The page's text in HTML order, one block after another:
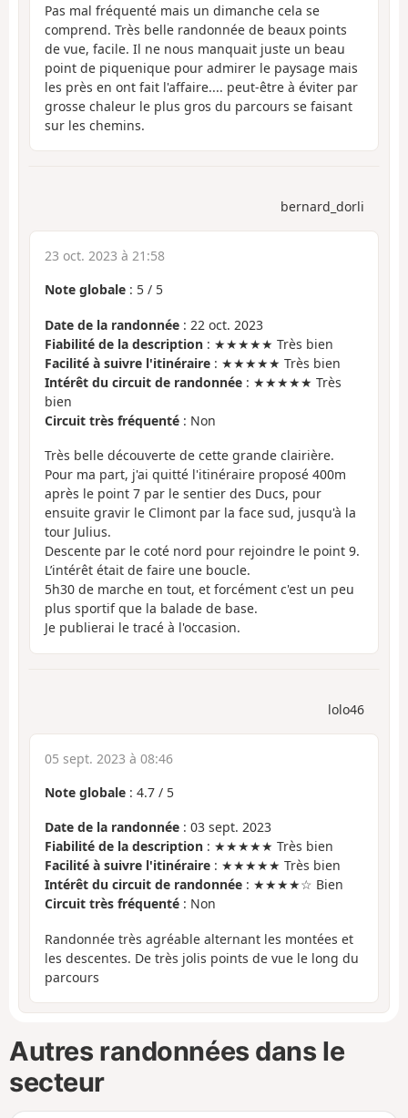
Pas mal fréquenté mais un dimanche cela se
comprend. Très belle randonnée de beaux points
de vue, facile. Il ne nous manquait juste un beau
point de piquenique pour admirer le paysage mais
les près en ont fait l'affaire.... peut-être à éviter par
grosse chaleur le plus gros du parcours se faisant
sur les chemins.
bernard_dorli
23 oct. 2023 à 21:58
Note globale : 5 / 5
Date de la randonnée : 22 oct. 2023
Fiabilité de la description : ★★★★★ Très bien
Facilité à suivre l'itinéraire : ★★★★★ Très bien
Intérêt du circuit de randonnée : ★★★★★ Très
bien
Circuit très fréquenté : Non
Très belle découverte de cette grande clairière.
Pour ma part, j'ai quitté l'itinéraire proposé 400m
après le point 7 par le sentier des Ducs, pour
ensuite gravir le Climont par la face sud, jusqu'à la
tour Julius.
Descente par le coté nord pour rejoindre le point 9.
L’intérêt était de faire une boucle.
5h30 de marche en tout, et forcément c'est un peu
plus sportif que la balade de base.
Je publierai le tracé à l'occasion.
lolo46
05 sept. 2023 à 08:46
Note globale : 4.7 / 5
Date de la randonnée : 03 sept. 2023
Fiabilité de la description : ★★★★★ Très bien
Facilité à suivre l'itinéraire : ★★★★★ Très bien
Intérêt du circuit de randonnée : ★★★★☆ Bien
Circuit très fréquenté : Non
Randonnée très agréable alternant les montées et
les descentes. De très jolis points de vue le long du
parcours
Autres randonnées dans le
secteur